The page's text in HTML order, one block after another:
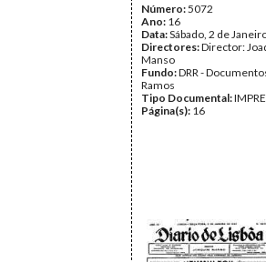
Número:5072
Ano: 16
Data:Sábado, 2 de
Directores:Director:
Manso
Fundo:DRR -
Ramos
Tipo Documental:
Página(s): 16